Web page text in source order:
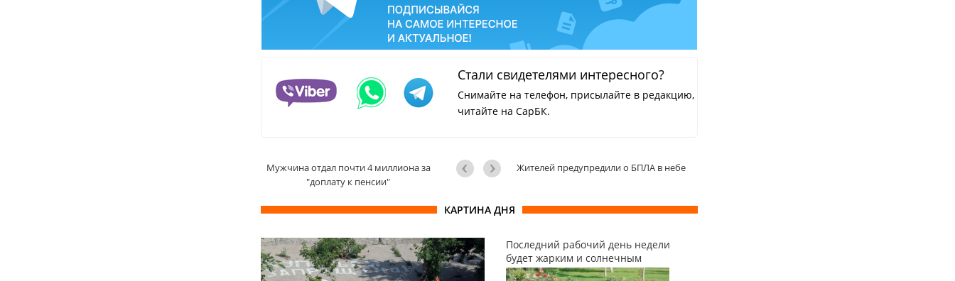
Стали свидетелями интересного?
Снимайте на телефон, присылайте в редакцию,
читайте на СарБК.
Мужчина отдал почти 4 миллиона за
"доплату к пенсии"
Жителей предупредили о БПЛА в небе
КАРТИНА ДНЯ
Последний рабочий день недели
будет жарким и солнечным